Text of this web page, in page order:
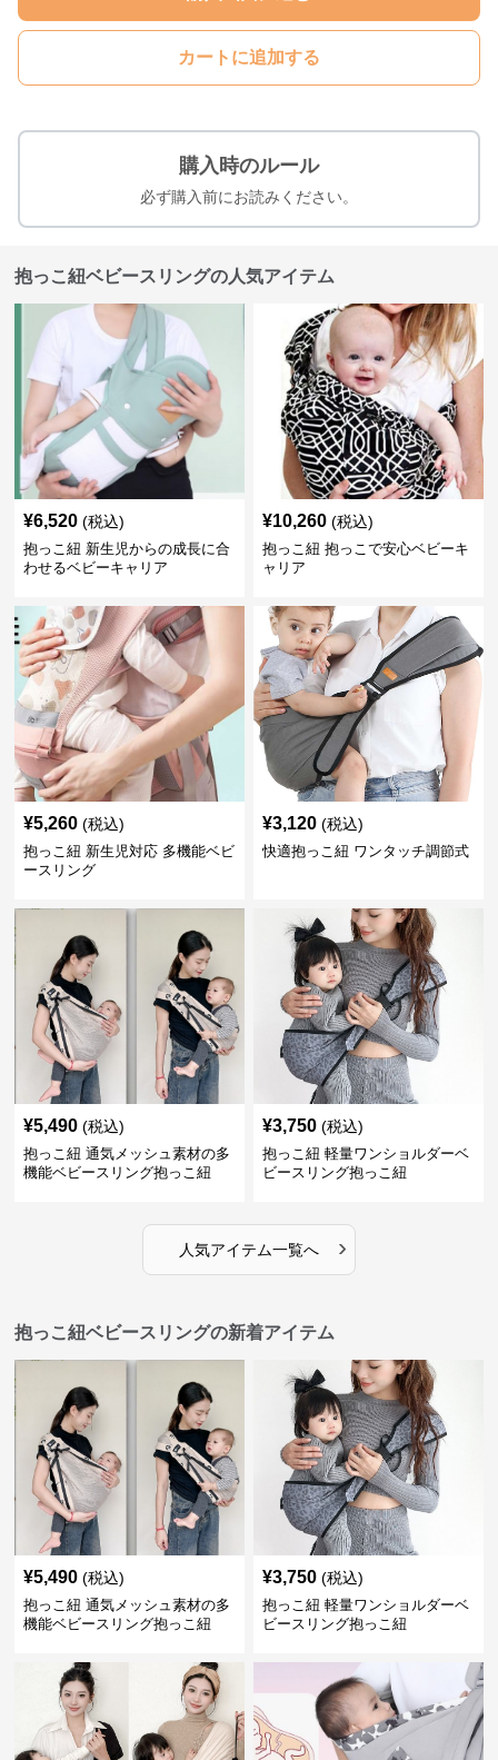
カートに追加する
購入時のルール
必ず購入前にお読みください。
抱っこ紐ベビースリングの人気アイテム
¥6,520 (税込)
抱っこ紐 新生児からの成長に合
わせるベビーキャリア
¥10,260 (税込)
抱っこ紐 抱っこで安心ベビーキ
ャリア
¥5,260 (税込)
抱っこ紐 新生児対応 多機能ベビ
ースリング
¥3,120 (税込)
快適抱っこ紐 ワンタッチ調節式
¥5,490 (税込)
抱っこ紐 通気メッシュ素材の多
機能ベビースリング抱っこ紐
¥3,750 (税込)
抱っこ紐 軽量ワンショルダーベ
ビースリング抱っこ紐
人気アイテム一覧へ ›
抱っこ紐ベビースリングの新着アイテム
¥5,490 (税込)
抱っこ紐 通気メッシュ素材の多
機能ベビースリング抱っこ紐
¥3,750 (税込)
抱っこ紐 軽量ワンショルダーベ
ビースリング抱っこ紐